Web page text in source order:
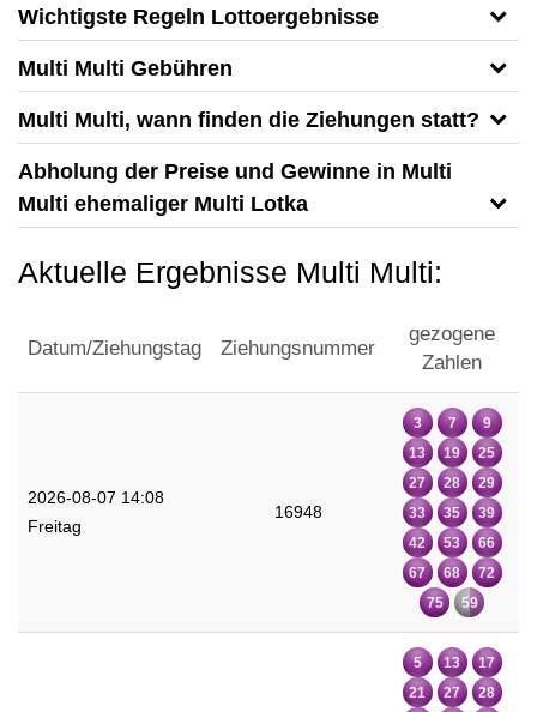
Wichtigste Regeln Lottoergebnisse
Multi Multi Gebühren
Multi Multi, wann finden die Ziehungen statt?
Abholung der Preise und Gewinne in Multi
Multi ehemaliger Multi Lotka
Aktuelle Ergebnisse Multi Multi:
Datum/Ziehungstag Ziehungsnummer
gezogene
Zahlen
2026-08-07 14:08
Freitag
16948
3 7
9
13
19
25
27
28
29
33
35
39
42
53
66
67
68
72
75
59
5 13
17
21
27
28